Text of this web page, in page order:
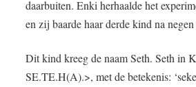
daarbuiten. Enki herhaalde het
en zij baarde haar derde kind na
Dit kind kreeg de naam Seth. Seth in
SE.TE.H(A).>, met de betekenis: